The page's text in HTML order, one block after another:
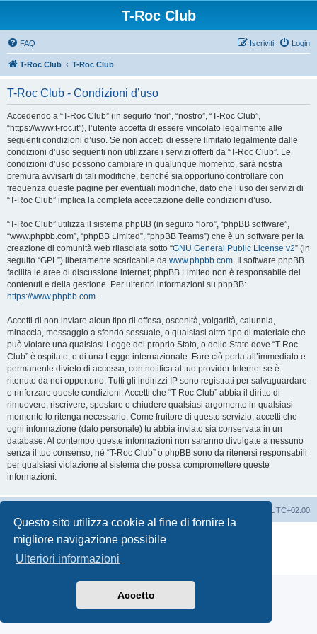
Questo sito utilizza cookie al fine di fornire la
migliore navigazione possibile
Ulteriori informazioni
Accetto
T-Roc Club
FAQ Login
Iscriviti
T-Roc Club T-Roc Club
T-Roc Club - Condizioni d’uso
Accedendo a “T-Roc Club” (in seguito “noi”, “nostro”, “T-Roc Club”,
“https://www.t-roc.it”), l’utente accetta di essere vincolato legalmente alle
seguenti condizioni d’uso. Se non accetti di essere limitato legalmente dalle
condizioni d’uso seguenti non utilizzare i servizi offerti da “T-Roc Club”. Le
condizioni d’uso possono cambiare in qualunque momento, sarà nostra
premura avvisarti di tali modifiche, benché sia opportuno controllare con
frequenza queste pagine per eventuali modifiche, dato che l’uso dei servizi di
“T-Roc Club” implica la completa accettazione delle condizioni d’uso.
“T-Roc Club” utilizza il sistema phpBB (in seguito “loro”, “phpBB software”,
“www.phpbb.com”, “phpBB Limited”, “phpBB Teams”) che è un software per la
creazione di comunità web rilasciata sotto “GNU General Public License v2” (in
seguito “GPL”) liberamente scaricabile da www.phpbb.com. Il software phpBB
facilita le aree di discussione internet; phpBB Limited non è responsabile dei
contenuti e della gestione. Per ulteriori informazioni su phpBB:
https://www.phpbb.com.
Accetti di non inviare alcun tipo di offesa, oscenità, volgarità, calunnia,
minaccia, messaggio a sfondo sessuale, o qualsiasi altro tipo di materiale che
può violare una qualsiasi Legge del proprio Stato, o dello Stato dove “T-Roc
Club” è ospitato, o di una Legge internazionale. Fare ciò porta all’immediato e
permanente divieto di accesso, con notifica al tuo provider Internet se è
ritenuto da noi opportuno. Tutti gli indirizzi IP sono registrati per salvaguardare
e rinforzare queste condizioni. Accetti che “T-Roc Club” abbia il diritto di
rimuovere, riscrivere, spostare o chiudere qualsiasi argomento in qualsiasi
momento lo ritenga necessario. Come fruitore di questo servizio, accetti che
ogni informazione (dato personale) tu abbia inviato sia conservata in un
database. Al contempo queste informazioni non saranno divulgate a nessuno
senza il tuo consenso, né “T-Roc Club” o phpBB sono da ritenersi responsabili
per qualsiasi violazione al sistema che possa compromettere queste
informazioni.
UTC+02:00
Creato da
® Forum Software © phpBB Limited
Traduzione Italiana